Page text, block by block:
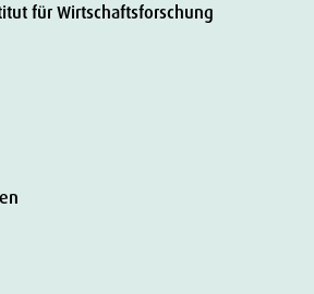
für Wirtschaftsforschung